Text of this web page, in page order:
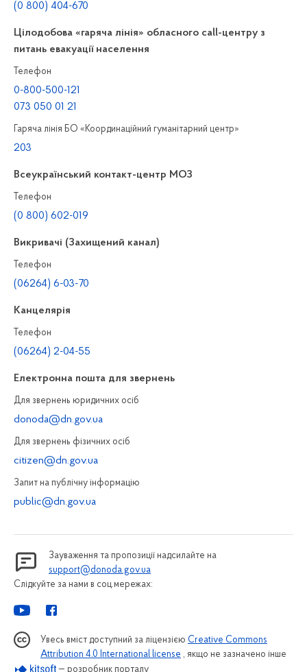
(0 800) 404-670
Цілодобова «гаряча лінія» обласного call-центру з
питань евакуації населення
Телефон
0-800-500-121
073 050 01 21
Гаряча лінія БО «Координаційний гуманітарний центр»
203
Всеукраїнський контакт-центр МОЗ
Телефон
(0 800) 602-019
Викривачі (Захищений канал)
Телефон
(06264) 6-03-70
Канцелярiя
Телефон
(06264) 2-04-55
Електронна пошта для звернень
Для звернень юридичних осiб
donoda@dn.gov.ua
Для звернень фізичних осiб
citizen@dn.gov.ua
Запит на публiчну інформацiю
public@dn.gov.ua
Зауваження та пропозиції надсилайте на
support@donoda.gov.ua
Слідкуйте за нами в соц.мережах:
Увесь вміст доступний за ліцензією Creative Commons
Attribution 4.0 International license , якщо не зазначено інше
— розробник порталу